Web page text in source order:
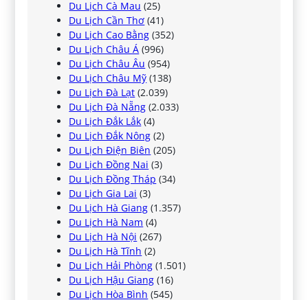
Du Lịch Cà Mau (25)
Du Lịch Cần Thơ (41)
Du Lịch Cao Bằng (352)
Du Lịch Châu Á (996)
Du Lịch Châu Âu (954)
Du Lịch Châu Mỹ (138)
Du Lịch Đà Lạt (2.039)
Du Lịch Đà Nẵng (2.033)
Du Lịch Đắk Lắk (4)
Du Lịch Đắk Nông (2)
Du Lịch Điện Biên (205)
Du Lịch Đồng Nai (3)
Du Lịch Đồng Tháp (34)
Du Lịch Gia Lai (3)
Du Lịch Hà Giang (1.357)
Du Lịch Hà Nam (4)
Du Lịch Hà Nội (267)
Du Lịch Hà Tĩnh (2)
Du Lịch Hải Phòng (1.501)
Du Lịch Hậu Giang (16)
Du Lịch Hòa Bình (545)